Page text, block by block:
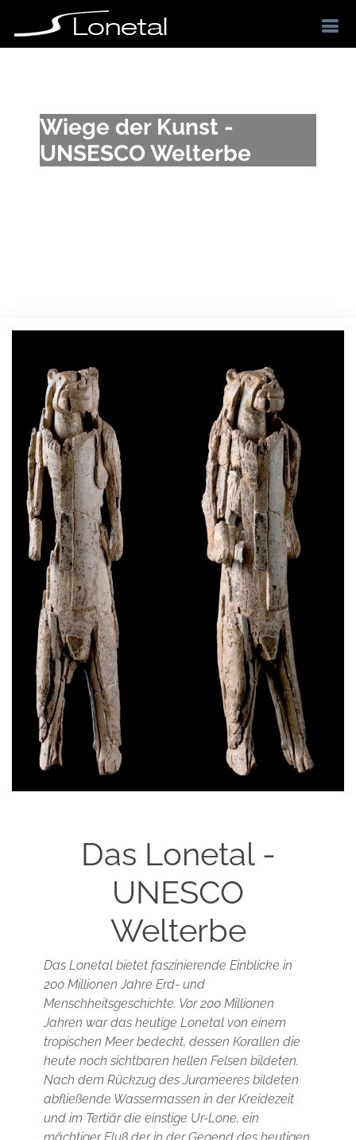
Wiege der Kunst -
UNSESCO Welterbe
Previous
Das Lonetal -
UNESCO
Welterbe
Das Lonetal bietet faszinierende Einblicke in
200 Millionen Jahre Erd- und
Menschheitsgeschichte. Vor 200 Millionen
Jahren war das heutige Lonetal von einem
tropischen Meer bedeckt, dessen Korallen die
heute noch sichtbaren hellen Felsen bildeten.
Nach dem Rückzug des Jurameeres bildeten
abfließende Wassermassen in der Kreidezeit
und im Tertiär die einstige Ur-Lone, ein
mächtiger Fluß der in der Gegend des heutigen